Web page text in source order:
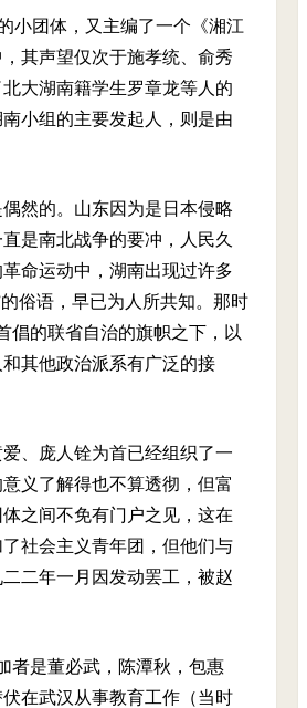
小团体，又主编了一个《湘江
其声望仅次于施孝统、俞秀
大湖南籍学生罗章龙等人的
小组的主要发起人，则是由
然的。山东因为是日本侵略
是南北战争的要冲，人民久
命运动中，湖南出现过许多
俗语，早已为人所共知。那时
倡的联省自治的旗帜之下，以
其他政治派系有广泛的接
、庞人铨为首已经组织了一
义了解得也不算透彻，但富
之间不免有门户之见，这在
社会主义青年团，但他们与
二年一月因发动罢工，被赵
者是董必武，陈潭秋，包惠
在武汉从事教育工作（当时